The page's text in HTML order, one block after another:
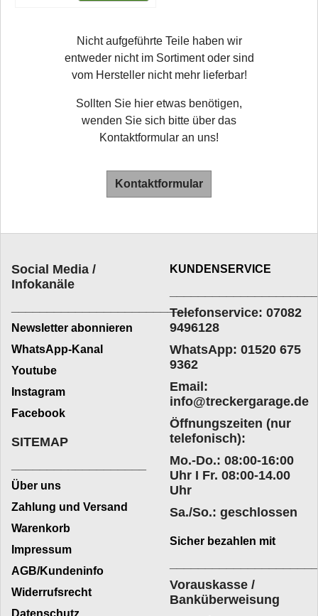
Nicht aufgeführte Teile haben wir
entweder nicht im Sortiment oder sind
vom Hersteller nicht mehr lieferbar!
Sollten Sie hier etwas benötigen,
wenden Sie sich bitte über das
Kontaktformular an uns!
Kontaktformular
Social Media /
Infokanäle
_________________________
Newsletter abonnieren
WhatsApp-Kanal
Youtube
Instagram
Facebook
KUNDENSERVICE
Telefonservice: 07082
9496128
WhatsApp: 01520 675
9362
Email:
info@treckergarage.de
Öffnungszeiten (nur
telefonisch):
Mo.-Do.: 08:00-16:00
Uhr I Fr. 08:00-14.00
Uhr
Sa./So.: geschlossen
SITEMAP
Über uns
Zahlung und Versand
Warenkorb
Impressum
AGB/Kundeninfo
Widerrufsrecht
Datenschutz
Sicher bezahlen mit
Vorauskasse /
Banküberweisung